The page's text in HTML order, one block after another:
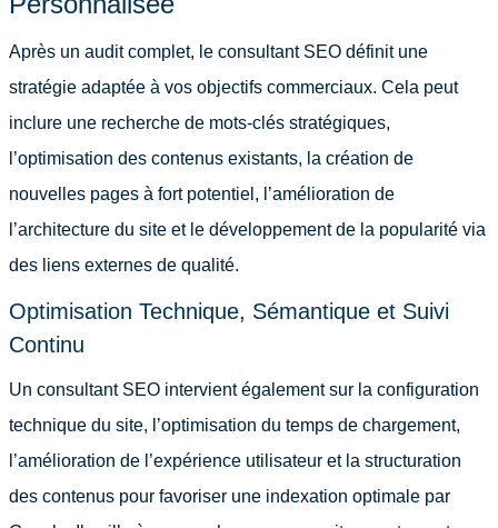
Après un audit complet, le consultant SEO définit une
stratégie adaptée à vos objectifs commerciaux. Cela peut
inclure une recherche de mots-clés stratégiques,
l’optimisation des contenus existants, la création de
nouvelles pages à fort potentiel, l’amélioration de
l’architecture du site et le développement de la popularité via
des liens externes de qualité.
Optimisation Technique, Sémantique et Suivi
Continu
Un consultant SEO intervient également sur la configuration
technique du site, l’optimisation du temps de chargement,
l’amélioration de l’expérience utilisateur et la structuration
des contenus pour favoriser une indexation optimale par